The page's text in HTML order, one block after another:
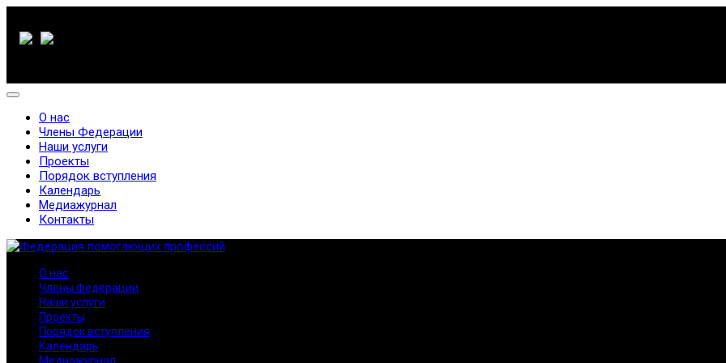
О нас
Члены Федерации
Наши услуги
Проекты
Порядок вступления
Календарь
Медиажурнал
Контакты
О нас
Члены Федерации
Наши услуги
Проекты
Порядок вступления
Календарь